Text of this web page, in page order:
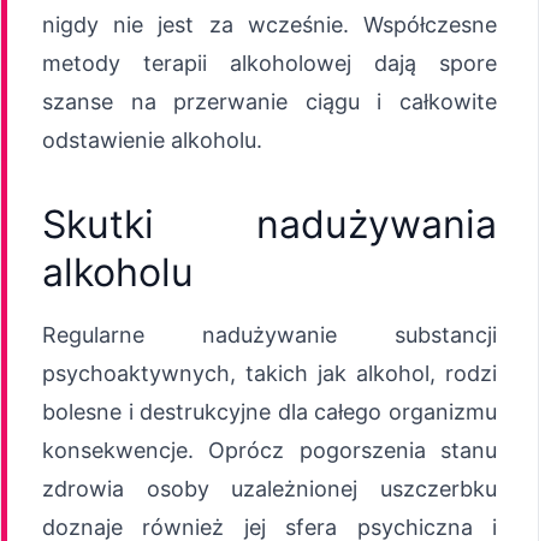
nigdy nie jest za wcześnie. Współczesne
metody terapii alkoholowej dają spore
szanse na przerwanie ciągu i całkowite
odstawienie alkoholu.
Skutki nadużywania
alkoholu
Regularne nadużywanie substancji
psychoaktywnych, takich jak alkohol, rodzi
bolesne i destrukcyjne dla całego organizmu
konsekwencje. Oprócz pogorszenia stanu
zdrowia osoby uzależnionej uszczerbku
doznaje również jej sfera psychiczna i